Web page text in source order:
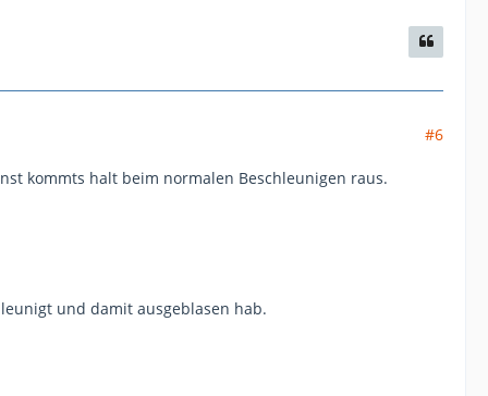
#6
kommts halt beim normalen Beschleunigen raus.
und damit ausgeblasen hab.